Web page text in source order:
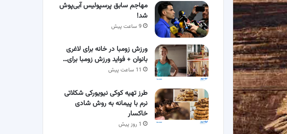
مهاجم سابق پرسپولیس آبی‌پوش
شد!
9 ساعت پیش
ورزش زومبا در خانه برای لاغری
بانوان + فواید ورزش زومبا برای…
11 ساعت پیش
طرز تهیه کوکی نیویورکی شکلاتی
نرم با پیمانه به روش شادی
خاکسار
1 روز پیش